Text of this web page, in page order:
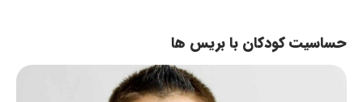
حساسیت کودکان با بریس ها